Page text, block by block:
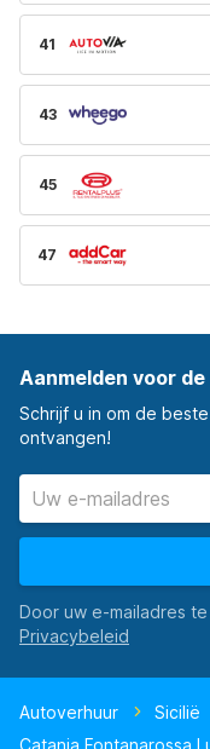
41
43
45
47
Aanmelden voor
Schrijf u in om de
ontvangen!
Door uw e-mailadres
Autoverhuur Sicilië
Catania Fontanarossa